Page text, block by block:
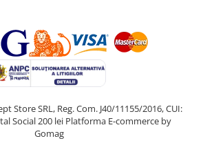
Store SRL, Reg. Com. J40/11155/2016, CUI:
Social 200 lei Platforma E-commerce by
Gomag